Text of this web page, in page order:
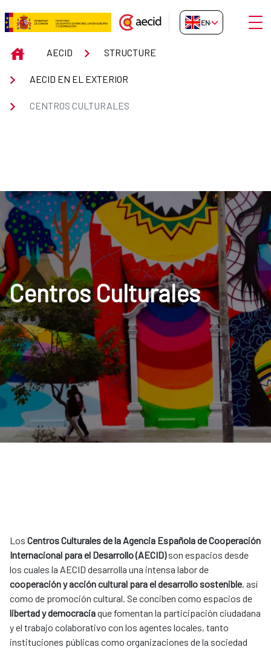
Skip to Main Content
Centros Culturales
EN-GB
INICIOAECID STRUCTURE
AECID EN EL EXTERIOR
CENTROS CULTURALES
Centros Culturales
Los Centros Culturales de la Agencia Española de Cooperación
Internacional para el Desarrollo (AECID)son espacios desde
los cuales la AECID desarrolla una intensa labor de
cooperación y acción cultural para el desarrollo sostenible, así
como de promoción cultural. Se conciben como espacios de
libertad y democraciaque fomentan la participación ciudadana
y el trabajo colaborativo con los agentes locales, tanto
instituciones públicas como organizaciones de la sociedad